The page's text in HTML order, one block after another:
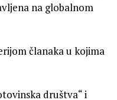
na globalnom
članaka u kojima
društva“ i